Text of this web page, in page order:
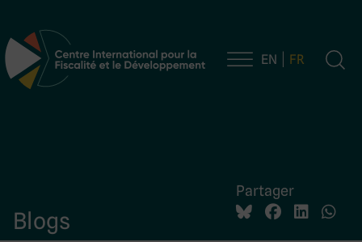
Navigation principale EN FR
Blogs
Partager